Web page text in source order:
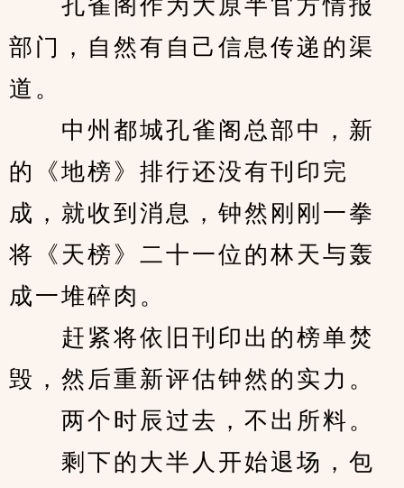
孔雀阁作为大原半官方情报
部门，自然有自己信息传递的渠
道。
中州都城孔雀阁总部中，新
的《地榜》排行还没有刊印完
成，就收到消息，钟然刚刚一拳
将《天榜》二十一位的林天与轰
成一堆碎肉。
赶紧将依旧刊印出的榜单焚
毁，然后重新评估钟然的实力。
两个时辰过去，不出所料。
剩下的大半人开始退场，包